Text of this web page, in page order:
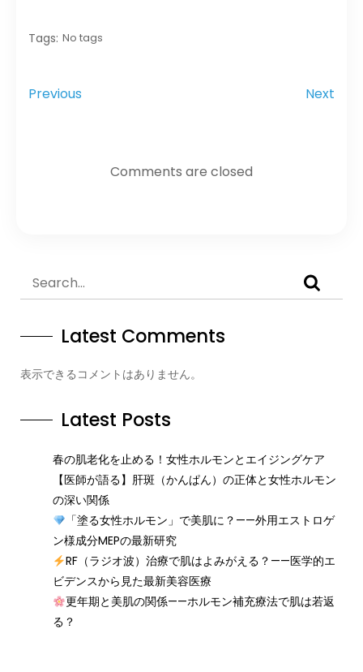
Tags: No tags
Previous Next
Comments are closed
Latest Comments
表示できるコメントはありません。
Latest Posts
春の肌老化を止める！女性ホルモンとエイジングケア
【医師が語る】肝斑（かんぱん）の正体と女性ホルモン
の深い関係
「塗る女性ホルモン」で美肌に？——外用エストロゲ
ン様成分MEPの最新研究
RF（ラジオ波）治療で肌はよみがえる？——医学的エ
ビデンスから見た最新美容医療
更年期と美肌の関係——ホルモン補充療法で肌は若返
る？